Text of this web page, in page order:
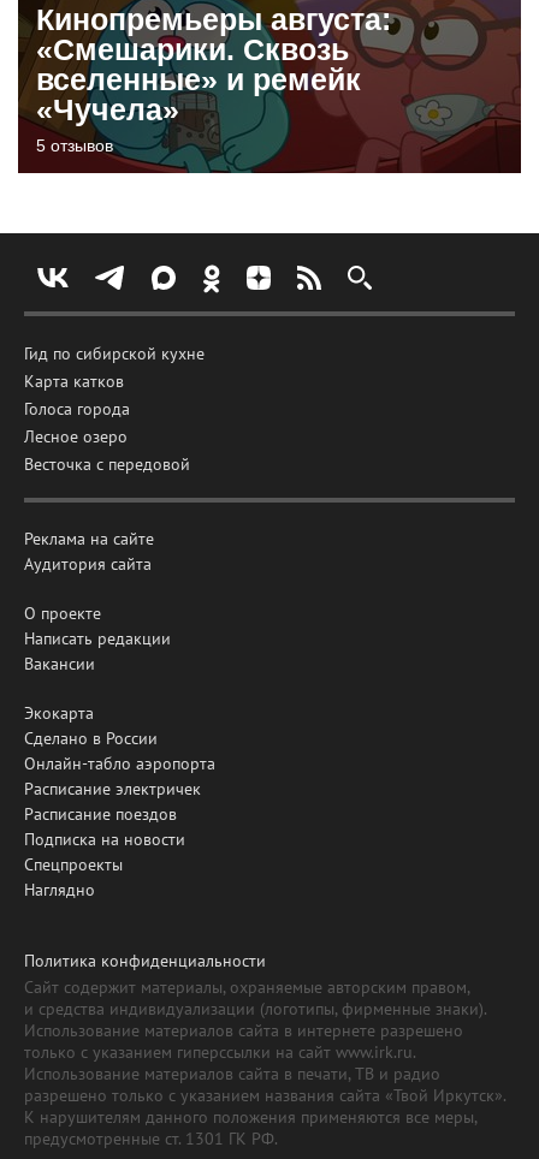
Кинопремьеры августа:
«Смешарики. Сквозь
вселенные» и ремейк
«Чучела»
5 отзывов
Гид по сибирской кухне
Карта катков
Голоса города
Лесное озеро
Весточка с передовой
Реклама на сайте
Аудитория сайта
О проекте
Написать редакции
Вакансии
Экокарта
Сделано в России
Онлайн-табло аэропорта
Расписание электричек
Расписание поездов
Подписка на новости
Спецпроекты
Наглядно
Политика конфиденциальности
Сайт содержит материалы, охраняемые авторским правом,
и средства индивидуализации (логотипы, фирменные знаки).
Использование материалов сайта в интернете разрешено
только с указанием гиперссылки на сайт www.irk.ru.
Использование материалов сайта в печати, ТВ и радио
разрешено только с указанием названия сайта «Твой Иркутск».
К нарушителям данного положения применяются все меры,
предусмотренные ст. 1301 ГК РФ.